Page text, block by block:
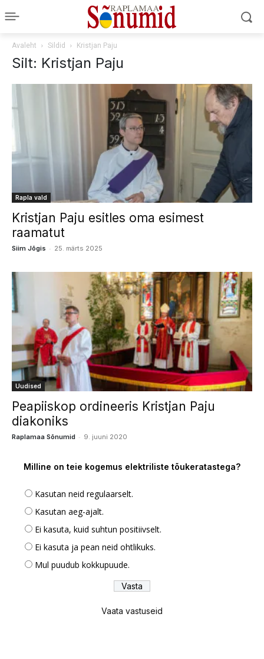
Avaleht Sildid Kristjan Paju
Silt: Kristjan Paju
Rapla vald
Kristjan Paju esitles oma esimest
raamatut
Siim Jõgis - 25. märts 2025
Uudised
Peapiiskop ordineeris Kristjan Paju
diakoniks
Raplamaa Sõnumid - 9. juuni 2020
Milline on teie kogemus elektriliste tõukeratastega?
Kasutan neid regulaarselt.
Kasutan aeg-ajalt.
Ei kasuta, kuid suhtun positiivselt.
Ei kasuta ja pean neid ohtlikuks.
Mul puudub kokkupuude.
Vaata vastuseid